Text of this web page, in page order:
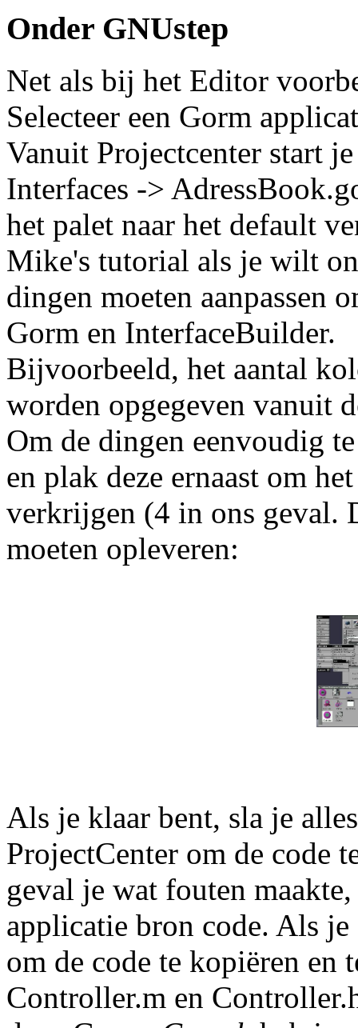
Onder GNUstep
Net als bij het Editor
Selecteer een Gorm
Vanuit Projectcenter start
Interfaces ->
het palet naar het default
Mike's tutorial als je wilt
dingen moeten aanpassen
Gorm en InterfaceBuilder.
Bijvoorbeeld, het aantal
worden opgegeven vanuit
Om de dingen eenvoudig
en plak deze ernaast om
verkrijgen (4 in ons geval.
moeten opleveren:
Als je klaar bent, sla je
ProjectCenter om de code
geval je wat fouten
applicatie bron code. Als
om de code te kopiëren en
Controller.m en